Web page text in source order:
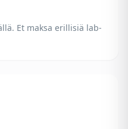
Et maksa erillisiä lab-